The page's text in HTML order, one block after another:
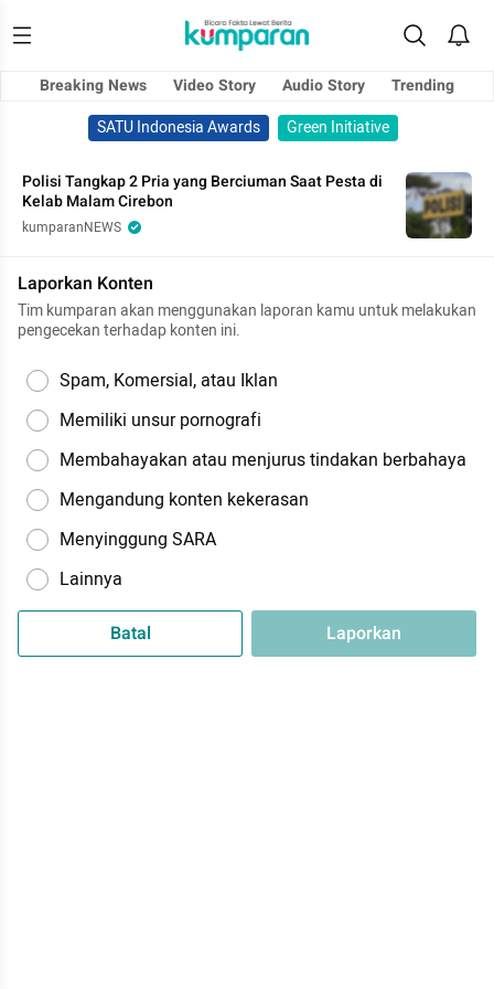
Breaking News Video Story Audio Story
Trending
SATU Indonesia Awards
Green Initiative
Polisi Tangkap 2 Pria yang Berciuman Saat Pesta di
Kelab Malam Cirebon
kumparanNEWS
Laporkan Konten
Tim kumparan akan menggunakan laporan kamu untuk melakukan
pengecekan terhadap konten ini.
Spam, Komersial, atau Iklan
Memiliki unsur pornografi
Membahayakan atau menjurus tindakan berbahaya
Mengandung konten kekerasan
Menyinggung SARA
Lainnya
Batal Laporkan